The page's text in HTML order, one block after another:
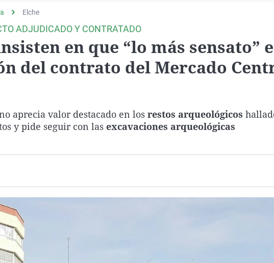
Elche
ADJUDICADO Y CONTRATADO
en que “lo más sensato”
del contrato del Mercado
aprecia valor destacado en los restos arqueológicos
y pide seguir con las excavaciones arqueológicas